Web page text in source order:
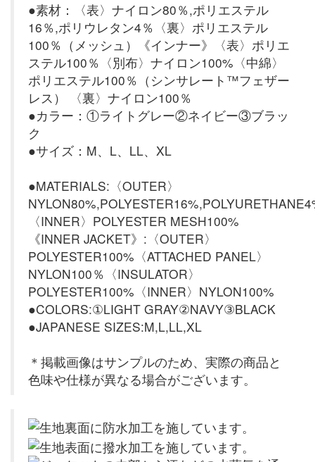
●素材：〈表〉ナイロン80％,ポリエステル
16％,ポリウレタン4％〈裏〉ポリエステル
100％（メッシュ）《インナー》〈表〉ポリエ
ステル100％〈別布〉ナイロン100%〈中綿〉
ポリエステル100％（シンサレート™フェザー
レス） 〈裏〉ナイロン100％
●カラー：①ライトグレー②ネイビー③ブラッ
ク
●サイズ：M、L、LL、XL
●MATERIALS:〈OUTER〉
〈INNER〉POLYESTER MESH100%
《INNER JACKET》:〈OUTER〉
POLYESTER100%〈ATTACHED PANEL〉
NYLON100％〈INSULATOR〉
POLYESTER100%〈INNER〉NYLON100%
●COLORS:①LIGHT GRAY②NAVY③BLACK
●JAPANESE SIZES:M,L,LL,XL
＊掲載画像はサンプルのため、実際の商品と
色味や仕様が異なる場合がございます。